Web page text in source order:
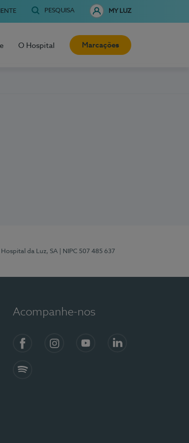
PESQUISA MY LUZ
O Hospital Marcações
| Hospital da Luz, SA | NIPC 507 485 637
Acompanhe-nos